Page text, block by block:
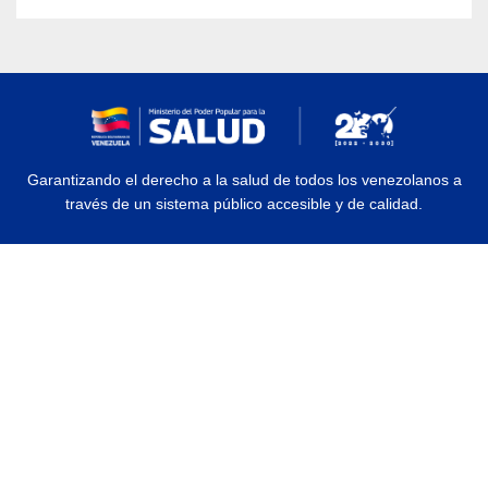
Garantizando el derecho a la salud de todos los venezolanos a
través de un sistema público accesible y de calidad.